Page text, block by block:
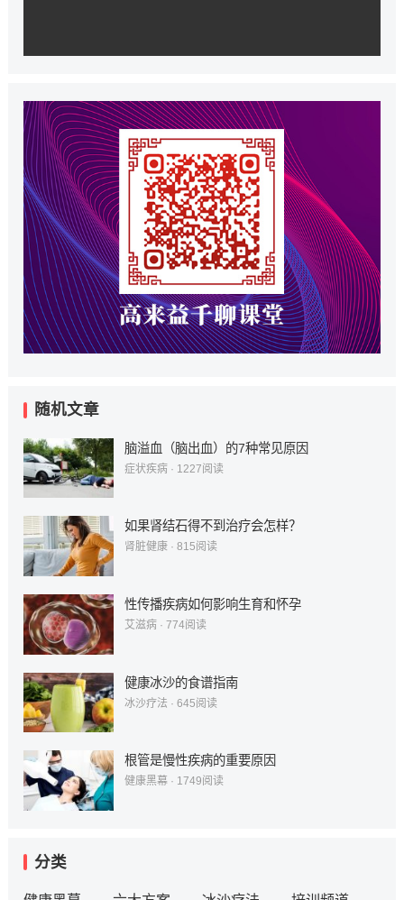
随机文章
脑溢血（脑出血）的7种常见原因
症状疾病· 1227阅读
如果肾结石得不到治疗会怎样？
肾脏健康· 815阅读
性传播疾病如何影响生育和怀孕
艾滋病· 774阅读
健康冰沙的食谱指南
冰沙疗法 · 645阅读
根管是慢性疾病的重要原因
健康黑幕· 1749阅读
分类